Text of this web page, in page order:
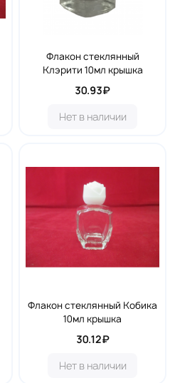
Флакон стеклянный
Клэрити 10мл крышка
30.93₽
Нет в наличии
Флакон стеклянный Кобика
10мл крышка
30.12₽
Нет в наличии